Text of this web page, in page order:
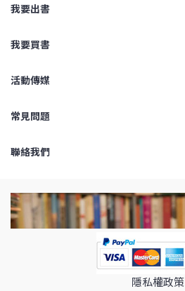
我要出書
我要買書
活動傳媒
常見問題
聯絡我們
隱私權政策